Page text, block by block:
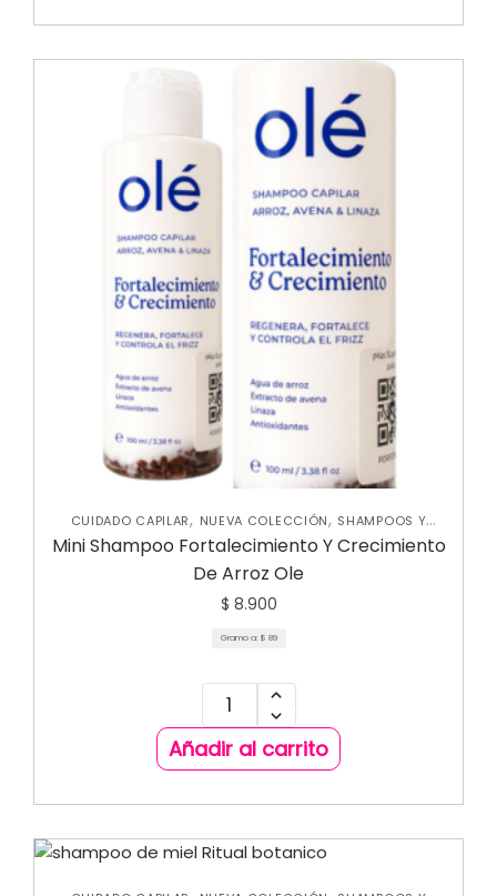
CUIDADO CAPILAR, NUEVA COLECCIÓN, SHAMPOOS Y
ACONDICIONADORES
Mini Shampoo Fortalecimiento Y Crecimiento
De Arroz Ole
$ 8.900
Gramo a: $ 89
Añadir al carrito